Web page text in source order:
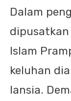
Dalam
Islam
keluhan
lansia.